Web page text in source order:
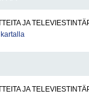
JA
JA